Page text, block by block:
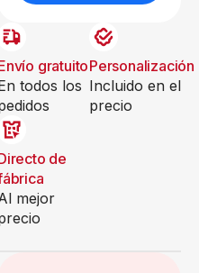
gratuito
todos los
Personalización
Incluido en el
precio
de
mejor